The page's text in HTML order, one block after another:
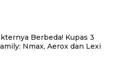
Berbeda! Kupas 3
Nmax, Aerox dan Lexi